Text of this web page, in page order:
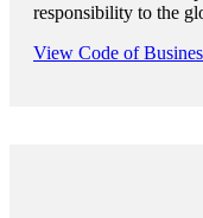
responsibility to the
View Code of